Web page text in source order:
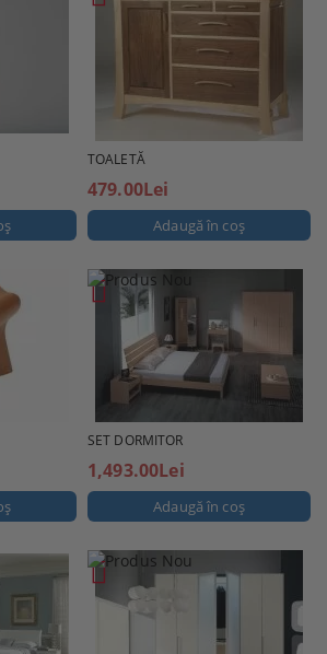
TOALETĂ
479.00Lei
SET DORMITOR
1,493.00Lei